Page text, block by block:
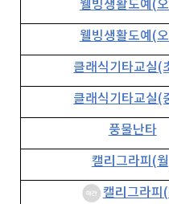
웰빙생활도예(
웰빙생활도예(
클래식기타교실(
클래식기타교실(
풍물난타
캘리그라피(
캘리그라피